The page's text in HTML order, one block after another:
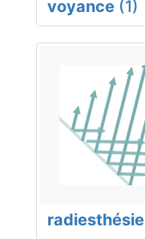
voyance (1)
radiesthésie